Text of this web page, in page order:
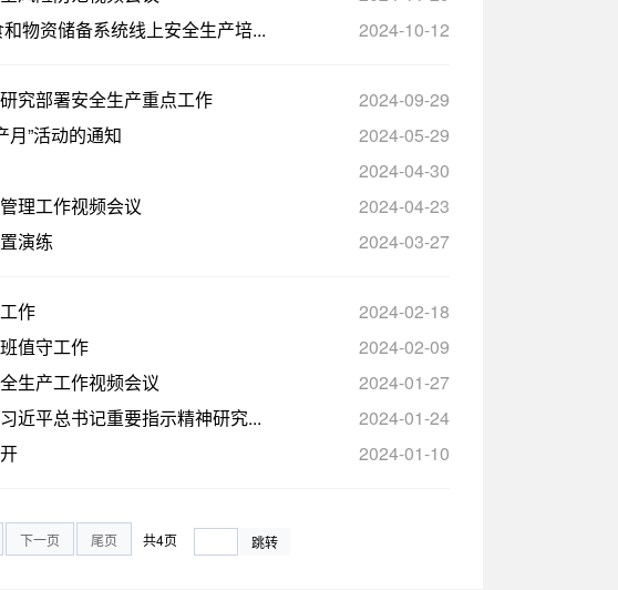
物资储备系统线上安全生产培...
2024-10-12
究部署安全生产重点工作
2024-09-29
”活动的通知
2024-05-29
2024-04-30
理工作视频会议
2024-04-23
演练
2024-03-27
作
2024-02-18
值守工作
2024-02-09
生产工作视频会议
2024-01-27
近平总书记重要指示精神研究...
2024-01-24
2024-01-10
下一页 尾页 共4页 跳转